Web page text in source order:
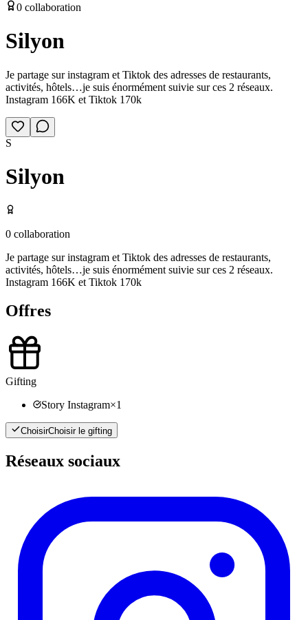
0 collaboration
Silyon
Je partage sur instagram et Tiktok des adresses de restaurants,
activités, hôtels…je suis énormément suivie sur ces 2 réseaux.
Instagram 166K et Tiktok 170k
S
Silyon
0 collaboration
Je partage sur instagram et Tiktok des adresses de restaurants,
activités, hôtels…je suis énormément suivie sur ces 2 réseaux.
Instagram 166K et Tiktok 170k
Offres
Gifting
Story Instagram×1
ChoisirChoisir le gifting
Réseaux sociaux